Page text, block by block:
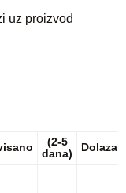
uz proizvod
(2-5
dana)
Dolazak